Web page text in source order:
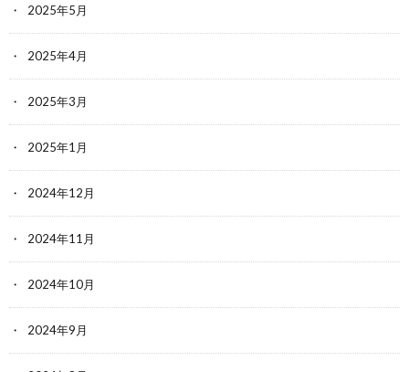
2025年5月
2025年4月
2025年3月
2025年1月
2024年12月
2024年11月
2024年10月
2024年9月